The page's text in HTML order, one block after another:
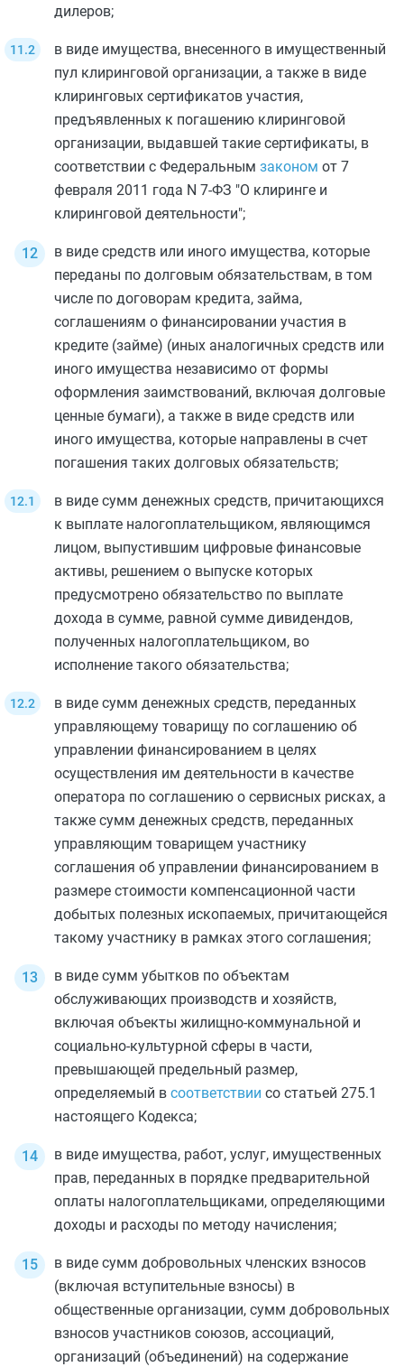
дилеров;
в виде имущества, внесенного в имущественный
пул клиринговой организации, а также в виде
клиринговых сертификатов участия,
предъявленных к погашению клиринговой
организации, выдавшей такие сертификаты, в
соответствии с Федеральным законом от 7
февраля 2011 года N 7-ФЗ "О клиринге и
клиринговой деятельности";
в виде средств или иного имущества, которые
переданы по долговым обязательствам, в том
числе по договорам кредита, займа,
соглашениям о финансировании участия в
кредите (займе) (иных аналогичных средств или
иного имущества независимо от формы
оформления заимствований, включая долговые
ценные бумаги), а также в виде средств или
иного имущества, которые направлены в счет
погашения таких долговых обязательств;
в виде сумм денежных средств, причитающихся
к выплате налогоплательщиком, являющимся
лицом, выпустившим цифровые финансовые
активы, решением о выпуске которых
предусмотрено обязательство по выплате
дохода в сумме, равной сумме дивидендов,
полученных налогоплательщиком, во
исполнение такого обязательства;
в виде сумм денежных средств, переданных
управляющему товарищу по соглашению об
управлении финансированием в целях
осуществления им деятельности в качестве
оператора по соглашению о сервисных рисках, а
также сумм денежных средств, переданных
управляющим товарищем участнику
соглашения об управлении финансированием в
размере стоимости компенсационной части
добытых полезных ископаемых, причитающейся
такому участнику в рамках этого соглашения;
в виде сумм убытков по объектам
обслуживающих производств и хозяйств,
включая объекты жилищно-коммунальной и
социально-культурной сферы в части,
превышающей предельный размер,
определяемый в соответствии со статьей 275.1
настоящего Кодекса;
в виде имущества, работ, услуг, имущественных
прав, переданных в порядке предварительной
оплаты налогоплательщиками, определяющими
доходы и расходы по методу начисления;
в виде сумм добровольных членских взносов
(включая вступительные взносы) в
общественные организации, сумм добровольных
взносов участников союзов, ассоциаций,
организаций (объединений) на содержание